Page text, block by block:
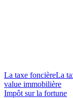
La taxe foncièreLa
value immobilière
Impôt sur la fortune